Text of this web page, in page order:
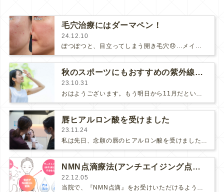
毛穴治療にはダーマペン！
24.12.10
ぽつぽつと、目立ってしまう開き毛穴😞…メイクのノリも悪く、気分が下がってしまいますよね。肌が乾燥したり紫外線を浴びたりすると、…
秋のスポーツにもおすすめの紫外線対策
23.10.31
唇ヒアルロン酸を受けました
23.11.24
私は先日、念願の唇のヒアルロン酸を受けました～✨今回はアラガン社さんの講習で、当院の河辺先生に治療してもらいました。（アラガン社…
NMN点滴療法(アンチエイジング点滴)始めました！
22.12.05
当院で、『NMN点滴』をお受けいただけるようになりました。『NMN点滴療法』は、ハーバード大学医学部の研究で若々しさを取り戻す効果…